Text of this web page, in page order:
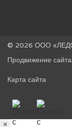
© 2026 ООО
Продвижение сайта
Карта сайта
×